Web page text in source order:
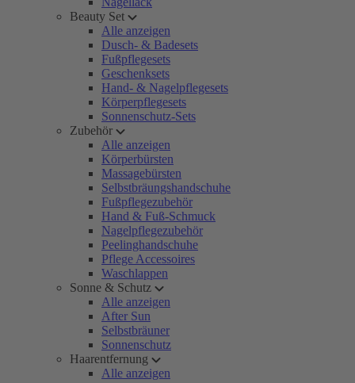
Beauty Set
Alle anzeigen
Dusch- & Badesets
Fußpflegesets
Geschenksets
Hand- & Nagelpflegesets
Körperpflegesets
Sonnenschutz-Sets
Zubehör
Alle anzeigen
Körperbürsten
Massagebürsten
Selbstbräungshandschuhe
Fußpflegezubehör
Hand & Fuß-Schmuck
Nagelpflegezubehör
Peelinghandschuhe
Pflege Accessoires
Waschlappen
Sonne & Schutz
Alle anzeigen
After Sun
Selbstbräuner
Sonnenschutz
Haarentfernung
Alle anzeigen